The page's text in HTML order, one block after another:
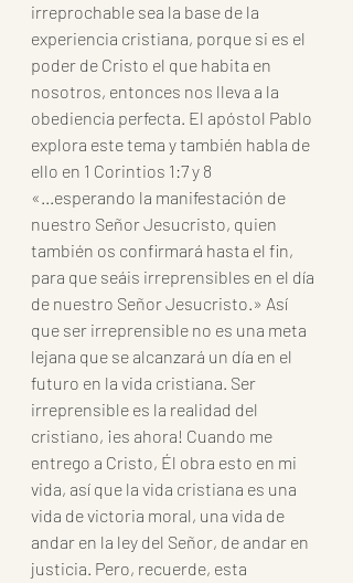
irreprochable sea la base de la
experiencia cristiana, porque si es el
poder de Cristo el que habita en
nosotros, entonces nos lleva a la
obediencia perfecta. El apóstol Pablo
explora este tema y también habla de
ello en 1 Corintios 1:7 y 8
«...esperando la manifestación de
nuestro Señor Jesucristo, quien
también os confirmará hasta el fin,
para que seáis irreprensibles en el día
de nuestro Señor Jesucristo.» Así
que ser irreprensible no es una meta
lejana que se alcanzará un día en el
futuro en la vida cristiana. Ser
irreprensible es la realidad del
cristiano, ¡es ahora! Cuando me
entrego a Cristo, Él obra esto en mi
vida, así que la vida cristiana es una
vida de victoria moral, una vida de
andar en la ley del Señor, de andar en
justicia. Pero, recuerde, esta